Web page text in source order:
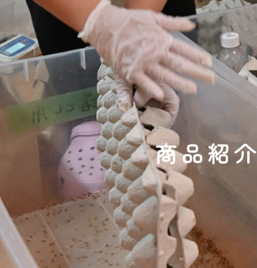
商品紹介